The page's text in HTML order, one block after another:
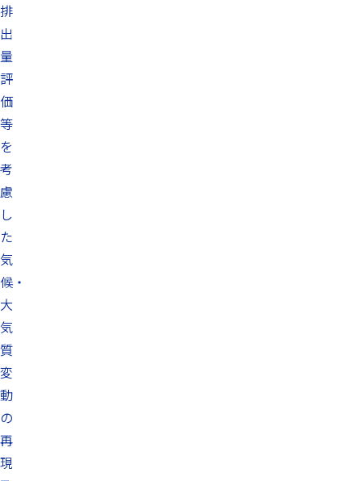
排
出
量
評
価
等
を
考
慮
し
た
気
候・
大
気
質
変
動
の
再
現